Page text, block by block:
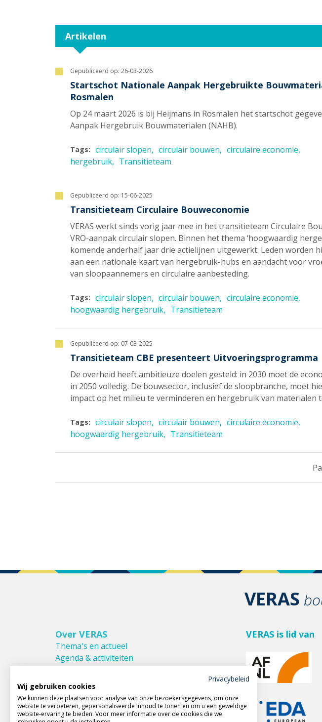
Artikelen
Gepubliceerd op: 26-03-2026
Startschot Nationale Aanpak Hergebruikte
Rosmalen
Op 24 maart 2026 is bij Heijmans in Rosmalen het startschot
Aanpak Hergebruik Bouwmaterialen (NAHB).
Tags: circulair slopen circulair bouwen
circulaire economie
hergebruik
Transitieteam
Gepubliceerd op: 15-06-2025
Transitieteam Circulaire Bouweconomie
VERAS werkt sinds vorig jaar mee in het transitieteam Circulaire
VRO-aanpak circulair slopen. Binnen het thema ‘hoogwaardig
komende anderhalf jaar drie actielijnen uitgewerkt. Leden worden
aan een nationale kaart van hergebruik-hubs en aandacht voor
van sloopaannemers en circulaire aanbesteding.
Tags: circulair slopen circulair bouwen
circulaire economie
hoogwaardig hergebruik
Transitieteam
Gepubliceerd op: 07-03-2025
Transitieteam CBE presenteert Uitvoeringsprogramma
De overheid heeft ambitieuze doelen gesteld: in 2030 moet de
in 2050 volledig. De bouwsector, inclusief de sloopbranche, moet
impact op het milieu te verminderen en hergebruik van materialen
Tags: circulair slopen circulair bouwen
circulaire economie
hoogwaardig hergebruik
Transitieteam
VERAS
Over VERAS
Thema's en actueel
Agenda & activiteiten
Bestuur & Commissies
Leden van VERAS
Donateurs van VERAS
Huishoudelijk reglement
VERAS is lid van
Privacybeleid
Wij gebruiken cookies
We kunnen deze plaatsen voor analyse van onze bezoekersgegevens, om onze
website te verbeteren, gepersonaliseerde inhoud te tonen en om u een geweldige
website-ervaring te bieden. Voor meer informatie over de cookies die we